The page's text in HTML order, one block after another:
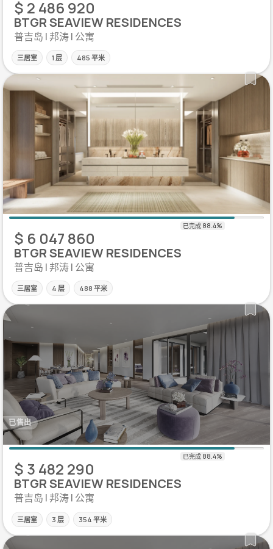
$ 2 486 920
BTGR SEAVIEW RESIDENCES
普吉岛 | 邦涛 | 公寓
三居室 1 层 485 平米
$ 6 047 860
BTGR SEAVIEW RESIDENCES
普吉岛 | 邦涛 | 公寓
三居室 4 层 488 平米
已售出
$ 3 482 290
BTGR SEAVIEW RESIDENCES
普吉岛 | 邦涛 | 公寓
三居室 3 层 354 平米